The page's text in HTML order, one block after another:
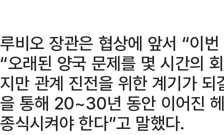
루비오 장관은 협상에 앞서 “이
“오래된 양국 문제를 몇 시간의
지만 관계 진전을 위한 계기가
을 통해 20~30년 동안 이어진
종식시켜야 한다”고 말했다.